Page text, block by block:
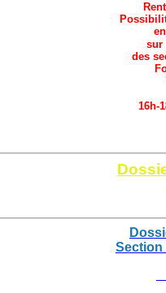
en
sur
des
16h-
Section